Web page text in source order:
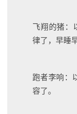
飞翔的猪：
律了，早睡
跑者李响：
容了。